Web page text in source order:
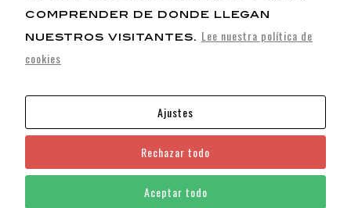
enrikescoffee@gmail.com
Política de Privacidad –
comprender de donde llegan
nuestros visitantes. Lee nuestra política de
cookies
Ajustes
Rechazar todo
Aceptar todo
aumentas la
ver contenido y
ofertas
personalizados.